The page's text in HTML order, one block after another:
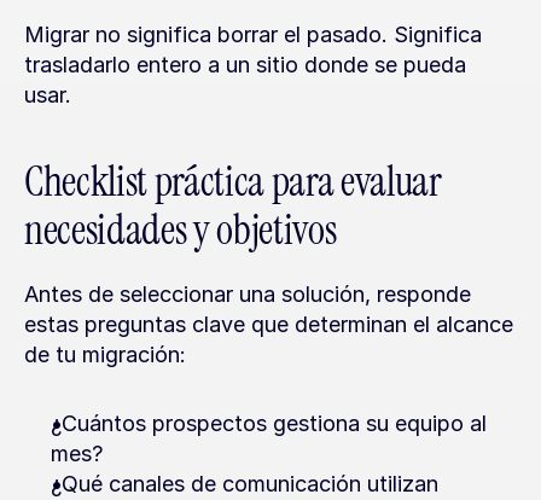
Migrar no significa borrar el pasado. Significa
trasladarlo entero a un sitio donde se pueda
usar.
Checklist práctica para evaluar
necesidades y objetivos
Antes de seleccionar una solución, responde
estas preguntas clave que determinan el alcance
de tu migración:
¿Cuántos prospectos gestiona su equipo al
mes?
¿Qué canales de comunicación utilizan